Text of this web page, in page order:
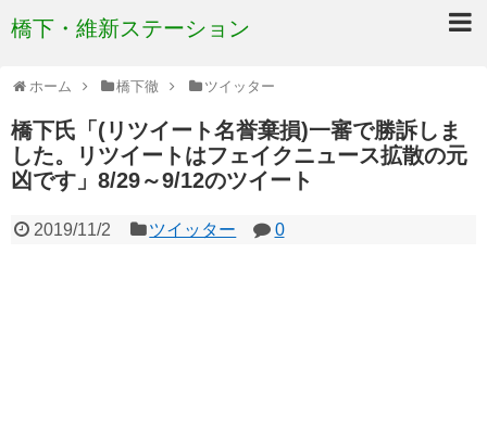
橋下・維新ステーション
ホーム 橋下徹 ツイッター
橋下氏「(リツイート名誉棄損)一審で勝訴しま
した。リツイートはフェイクニュース拡散の元
凶です」8/29～9/12のツイート
2019/11/2 ツイッター 0